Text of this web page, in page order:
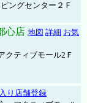
ングセンター２Ｆ
心店 地図 詳細 お気
ティブモール2Ｆ
り店舗登録